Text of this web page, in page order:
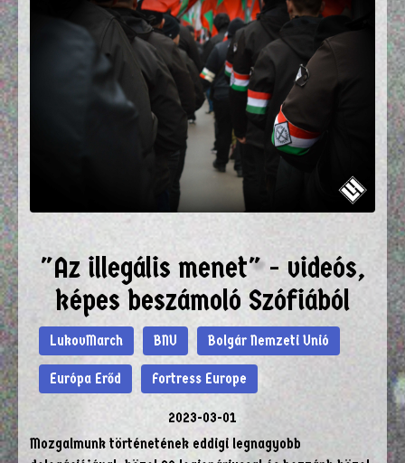
"Az illegális menet" - videós,
képes beszámoló Szófiából
LukovMarch BNU Bolgár Nemzeti Unió
Európa Erőd Fortress Europe
2023-03-01
Mozgalmunk történetének eddigi legnagyobb